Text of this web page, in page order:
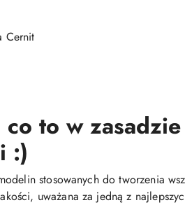
Cernit
to w
:)
stosowanych do tworzenia
uważana za jedną z